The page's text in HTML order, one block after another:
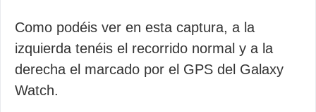
Como podéis ver en esta captura, a la
izquierda tenéis el recorrido normal y a la
derecha el marcado por el GPS del Galaxy
Watch.